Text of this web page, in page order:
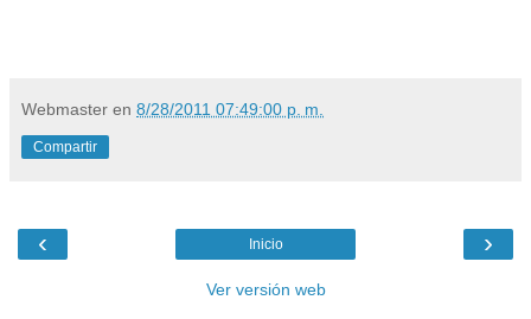
Webmaster en 8/28/2011 07:49:00 p. m.
Compartir
‹ ›
Inicio
Ver versión web